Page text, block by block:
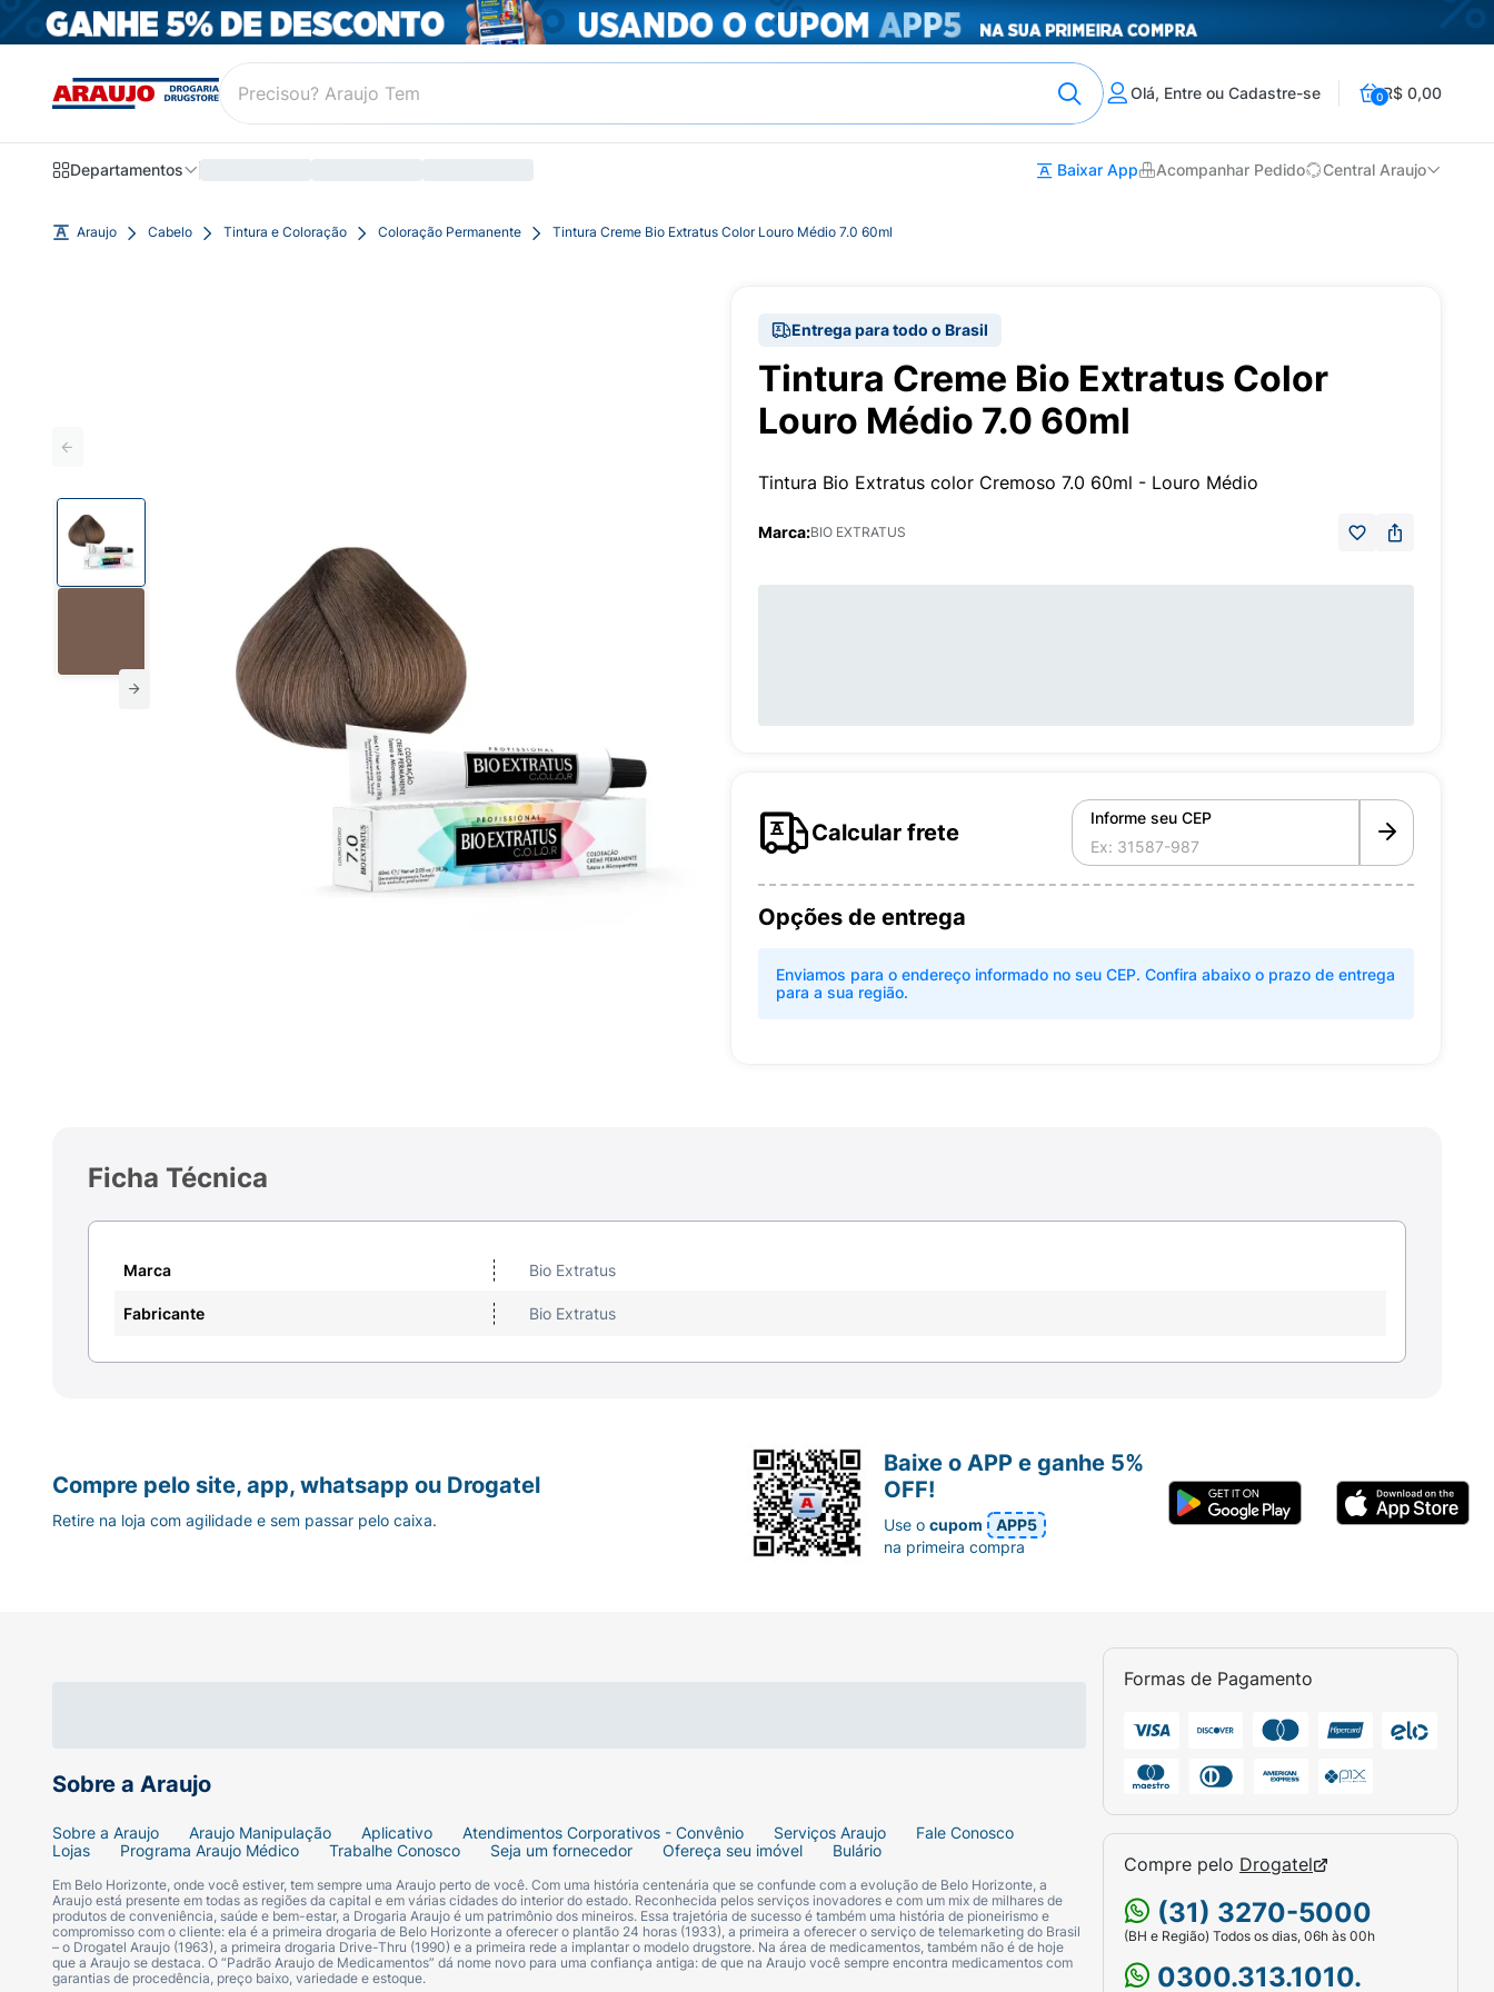
Olá, Entre ou Cadastre-se 0R$ 0,00
Departamentos Baixar App Acompanhar Pedido Central Araujo
Araujo Cabelo Tintura e Coloração Coloração Permanente Tintura Creme Bio Extratus Color Louro Médio 7.0 60ml
Entrega para todo o Brasil
Tintura Creme Bio Extratus Color
Louro Médio 7.0 60ml
Tintura Bio Extratus color Cremoso 7.0 60ml - Louro Médio
Marca:BIO EXTRATUS
Calcular frete
Informe seu CEP
Opções de entrega
Enviamos para o endereço informado no seu CEP. Confira abaixo o prazo de entrega
para a sua região.
Ficha Técnica
Marca Bio Extratus
Fabricante Bio Extratus
Sobre a Araujo
Sobre a Araujo Araujo Manipulação Aplicativo Atendimentos Corporativos - Convênio Serviços Araujo
Fale Conosco
Lojas
Programa Araujo Médico Trabalhe Conosco Seja um fornecedor Ofereça seu imóvel Bulário
Em Belo Horizonte, onde você estiver, tem sempre uma Araujo perto de você. Com uma história centenária que se confunde com a evolução de Belo Horizonte, a
Araujo está presente em todas as regiões da capital e em várias cidades do interior do estado. Reconhecida pelos serviços inovadores e com um mix de milhares de
produtos de conveniência, saúde e bem-estar, a Drogaria Araujo é um patrimônio dos mineiros. Essa trajetória de sucesso é também uma história de pioneirismo e
compromisso com o cliente: ela é a primeira drogaria de Belo Horizonte a oferecer o plantão 24 horas (1933), a primeira a oferecer o serviço de telemarketing do Brasil
– o Drogatel Araujo (1963), a primeira drogaria Drive-Thru (1990) e a primeira rede a implantar o modelo drugstore. Na área de medicamentos, também não é de hoje
que a Araujo se destaca. O “Padrão Araujo de Medicamentos” dá nome novo para uma confiança antiga: de que na Araujo você sempre encontra medicamentos com
garantias de procedência, preço baixo, variedade e estoque.
Formas de Pagamento
Compre pelo Drogatel
(31) 3270-5000
(BH e Região) Todos os dias, 06h às 00h
0300.313.1010.
Compre pelo site, app, whatsapp ou Drogatel
Retire na loja com agilidade e sem passar pelo caixa.
Baixe o APP e ganhe 5%
OFF!
Use ocupom
APP5
na primeira compra